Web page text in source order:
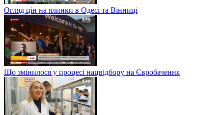
Огляд цін на ялинки в Одесі та Вінниці
Що змінилося у процесі нацвідбору на Євробачення